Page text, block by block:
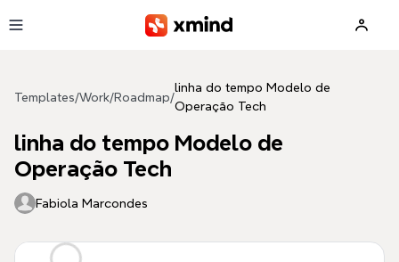
Templates/Work/Roadmap/
linha do tempo Modelo de
Operação Tech
linha do tempo Modelo de
Operação Tech
Fabiola Marcondes